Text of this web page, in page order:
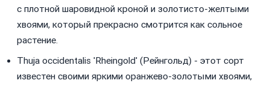
с плотной шаровидной кроной и золотисто-желтыми
хвоями, который прекрасно смотрится как сольное
растение.
Thuja occidentalis 'Rheingold' (Рейнгольд) - этот сорт
известен своими яркими оранжево-золотыми хвоями,